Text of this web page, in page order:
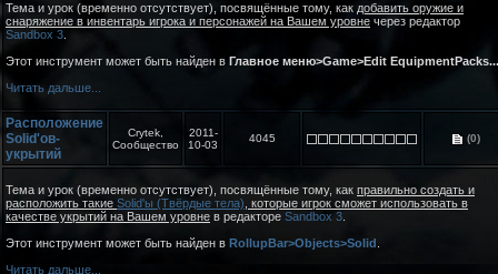
Тема и урок (временно отсутствует), посвящённые тому, как добавить оружие и
снаряжение в инвентарь игрока и персонажей на Вашем уровне через редактор
Sandbox 3
Этот инструмент может быть найден в Главное меню>Game>Edit EquipmentPacks...
Читать дальше...
Расположение
Solid'ов-
укрытий
Crytek,
Сообщество
2011-
10-03
4045 (0)
Тема и урок (временно отсутствует), посвящённые тому, как правильно создать и
расположить такие Solid'ы (Твёрдые тела) , которые игрок сможет использовать в
качестве укрытий на Вашем уровне в редакторе Sandbox 3
Этот инструмент может быть найден в RollupBar>Objects>Solid
Читать дальше...